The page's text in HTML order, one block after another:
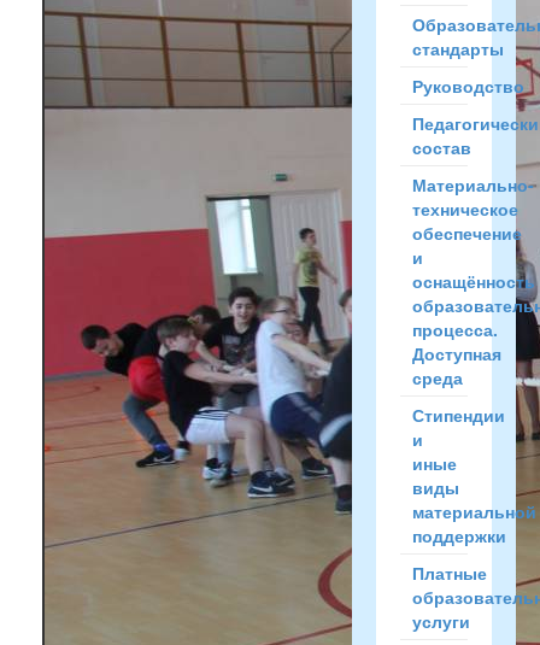
стандарты
Руководство
состав
Материально-
техническое
обеспечение
и
оснащённость
процесса.
Доступная
среда
Стипендии
и
иные
виды
материальной
поддержки
Платные
услуги